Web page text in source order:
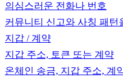
의심스러운 전화나 번호
커뮤니티 신고와 사칭 패턴
지갑 / 계약
지갑 주소, 토큰 또는 계약
온체인 송금, 지갑 주소, 계